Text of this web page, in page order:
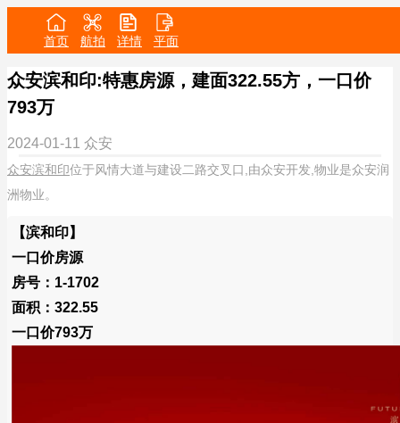
首页 航拍 详情 平面
众安滨和印:特惠房源，建面322.55方，一口价
793万
2024-01-11 众安
众安滨和印位于风情大道与建设二路交叉口,由众安开发,物业是众安润
洲物业。
【滨和印】
一口价房源
房号：1-1702
面积：322.55
一口价793万